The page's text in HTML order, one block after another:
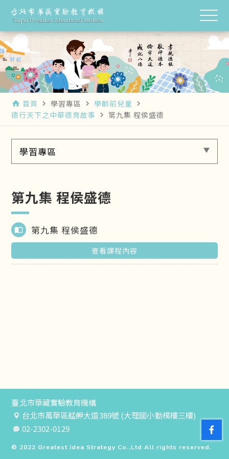
home 首頁 navigate_next 學習專區 navigate_next 學齡前兒童 navigate_next
德行天下之中華德育故事 navigate_next 第九集 程侯盛德
學習專區
第九集 程侯盛德
import_contacts 第九集 程侯盛德
查看課程內容
臺北市華藏實驗教育機構
台北市萬華區艋舺大道389號 (大理國小勤樸樓三樓)
02-2302-0129
© 2022 Greatest Idea Strategy Co.,Ltd All rights reserved.